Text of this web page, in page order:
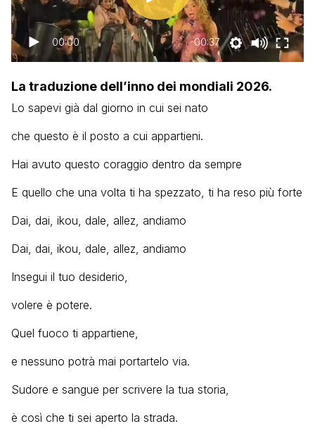
00:00 00:37
La traduzione dell’inno dei mondiali 2026.
Lo sapevi già dal giorno in cui sei nato
che questo è il posto a cui appartieni.
Hai avuto questo coraggio dentro da sempre
E quello che una volta ti ha spezzato, ti ha reso più forte
Dai, dai, ikou, dale, allez, andiamo
Dai, dai, ikou, dale, allez, andiamo
Insegui il tuo desiderio,
volere è potere.
Quel fuoco ti appartiene,
e nessuno potrà mai portartelo via.
Sudore e sangue per scrivere la tua storia,
è così che ti sei aperto la strada.